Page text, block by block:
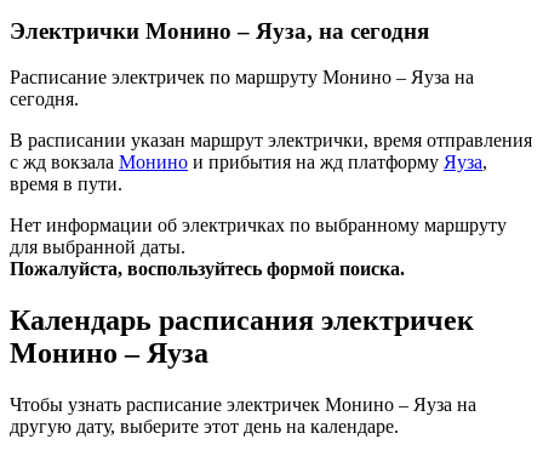
Электрички Монино – Яуза, на сегодня
Расписание электричек по маршруту Монино – Яуза на
сегодня.
В расписании указан маршрут электрички, время отправления
с жд вокзала Монино и прибытия на жд платформу Яуза,
время в пути.
Нет информации об электричках по выбранному маршруту
для выбранной даты.
Пожалуйста, воспользуйтесь формой поиска.
Календарь расписания электричек
Монино – Яуза
Чтобы узнать расписание электричек Монино – Яуза на
другую дату, выберите этот день на календаре.